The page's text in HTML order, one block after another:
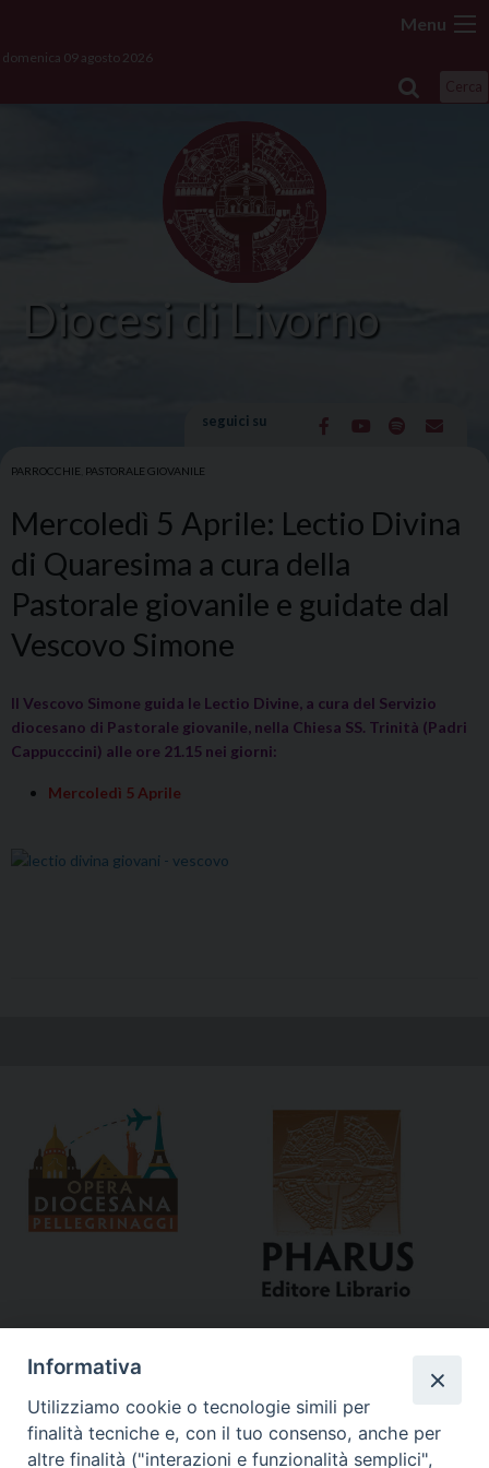
content
Menu
domenica 09 agosto 2026
Diocesi di Livorno
seguici su
PARROCCHIE PASTORALE GIOVANILE
Mercoledì 5 Aprile: Lectio Divina
di Quaresima a cura della
Pastorale giovanile e guidate dal
Vescovo Simone
Il Vescovo Simone guida le Lectio Divine, a cura del Servizio
diocesano di Pastorale giovanile, nella Chiesa SS. Trinità (Padri
Cappucccini) alle ore 21.15 nei giorni:
Mercoledì 5 Aprile
Informativa
Utilizziamo cookie o tecnologie simili per
finalità tecniche e, con il tuo consenso, anche per
altre finalità ("interazioni e funzionalità semplici",